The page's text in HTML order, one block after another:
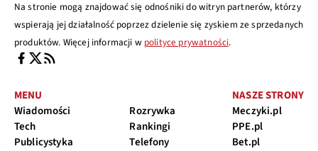
Na stronie mogą znajdować się odnośniki do witryn partnerów, którzy
wspierają jej działalność poprzez dzielenie się zyskiem ze sprzedanych
produktów. Więcej informacji w polityce prywatności.
MENU
Wiadomości
Tech
Publicystyka
Rozrywka
Rankingi
Telefony
NASZE STRONY
Meczyki.pl
PPE.pl
Bet.pl